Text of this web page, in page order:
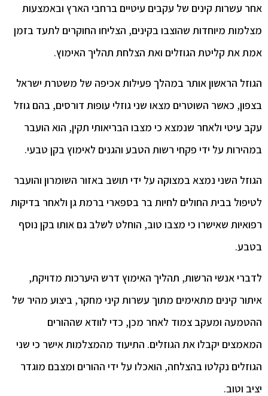
עשרות קינים של עקבים עיטיים ברחבי הארץ ובאמצעות
מיוחדות שהוצבו בקינים, הצליחו החוקרים לתעד בזמן
את קליטת הגוזלים ואת הצלחת תהליך האימוץ.
הראשון אותר במהלך פעילות אכיפה של משטרת ישראל
כאשר השוטרים מצאו שני גוזלי עופות דורסים, בהם גוזל
עיטי ולאחר שנמצא כי מצבו הבריאותי תקין, הוא הועבר
על ידי פקחי רשות הטבע והגנים לאימוץ בקן טבעי.
השני נמצא במצוקה על ידי תושב באזור השומרון והועבר
בבית החולים לחיות בר בספארי ברמת גן ולאחר בדיקות
שאישרו כי מצבו טוב, הוחלט לשלב גם אותו בקן נוסף
אנשי הרשות, תהליך האימוץ דרש היערכות מדויקת,
קינים מתאימים מתוך עשרות קיני מחקר, ביצוע מהיר של
ומעקב צמוד לאחר מכן, כדי לוודא שההורים
יקבלו את הגוזלים. התיעוד מהמצלמות אישר כי שני
נקלטו בהצלחה, הואכלו על ידי ההורים ומצבם מוגדר
וטוב.